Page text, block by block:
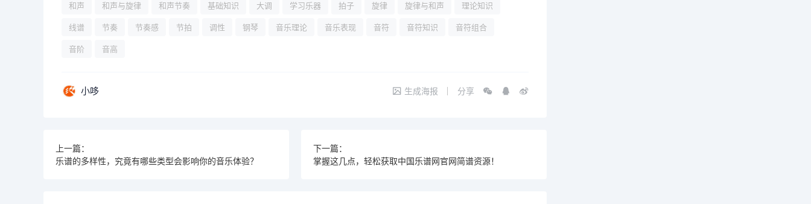
和声 和声与旋律 和声节奏 基础知识 大调 学习乐器 拍子 旋律 旋律与和声 理论知识
线谱 节奏 节奏感 节拍 调性 钢琴 音乐理论 音乐表现 音符 音符知识 音符组合
音阶 音高
小哆 生成海报 分享
上一篇：
乐谱的多样性，究竟有哪些类型会影响你的音乐体验？
下一篇：
掌握这几点，轻松获取中国乐谱网官网简谱资源！